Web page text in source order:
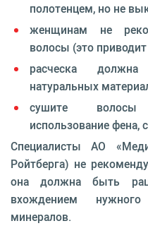
полотенцем, но не
женщинам не
волосы (это
расческа
натуральных
сушите волосы
использование фена,
Специалисты АО
Ройтберга) не
она должна быть
вхождением
минералов.